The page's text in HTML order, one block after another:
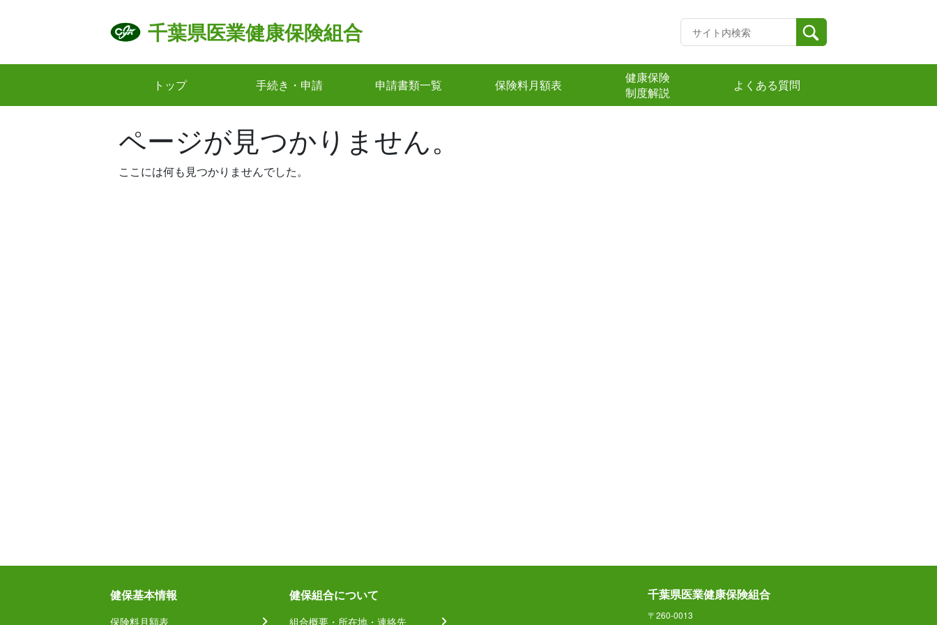
千葉県医業健康保険組合
トップ 手続き・申請 申請書類一覧 保険料月額表
健康保険
制度解説
よくある質問
ページが見つかりません。
ここには何も見つかりませんでした。
健保基本情報
保険料月額表
健保組合について
組合概要・所在地・連絡先
千葉県医業健康保険組合
〒260-0013